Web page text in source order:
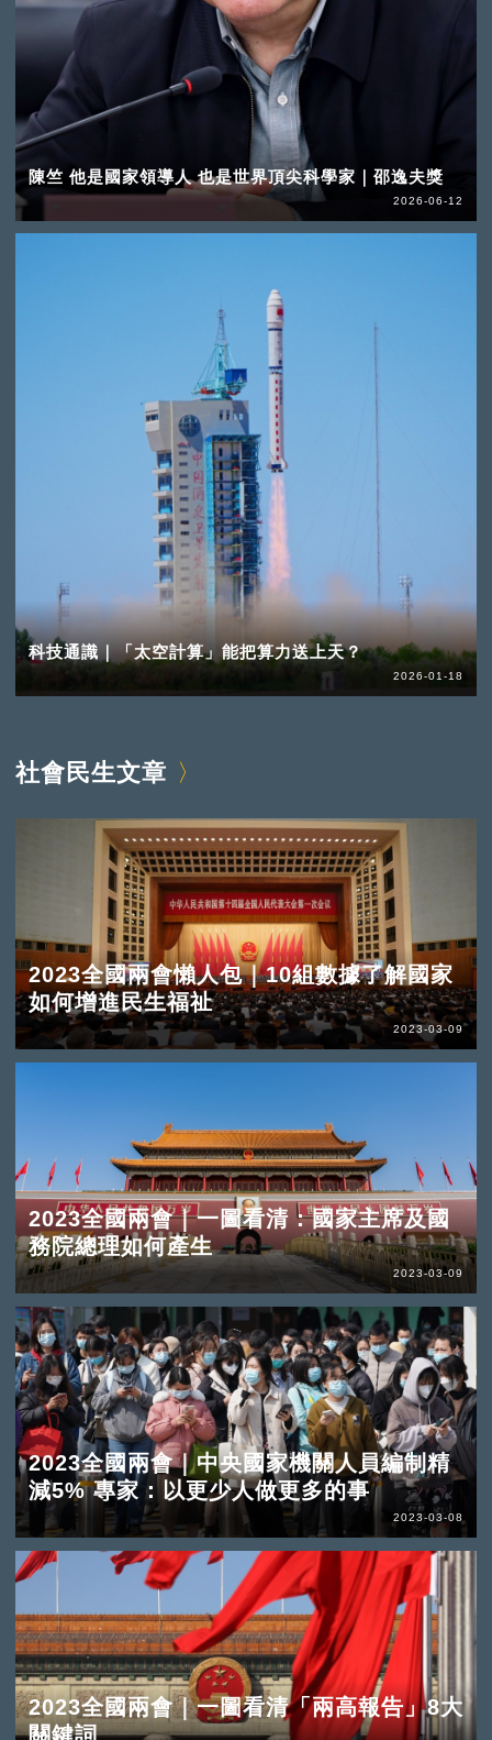
陳竺 他是國家領導人 也是世界頂尖科學家｜邵逸夫獎
2026-06-12
科技通識｜「太空計算」能把算力送上天？
2026-01-18
社會民生文章
2023全國兩會懶人包｜10組數據了解國家
如何增進民生福祉
2023-03-09
2023全國兩會｜一圖看清：國家主席及國
務院總理如何產生
2023-03-09
2023全國兩會｜中央國家機關人員編制精
減5% 專家：以更少人做更多的事
2023-03-08
2023全國兩會｜一圖看清「兩高報告」8大
關鍵詞